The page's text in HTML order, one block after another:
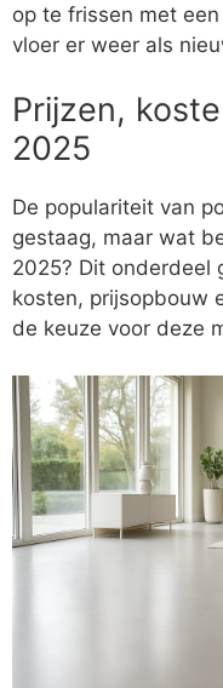
op te frissen met
vloer er weer als
Prijzen,
2025
De populariteit van
gestaag, maar wat
2025? Dit onderdeel
kosten, prijsopbouw
de keuze voor deze